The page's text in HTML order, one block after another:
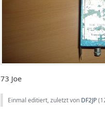
73 Joe
Einmal editiert, zuletzt von DF2JP(